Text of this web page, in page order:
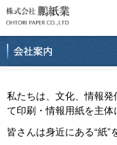
私たちは、文化、情報発
て印刷・情報用紙を主体
皆さんは身近にある“紙